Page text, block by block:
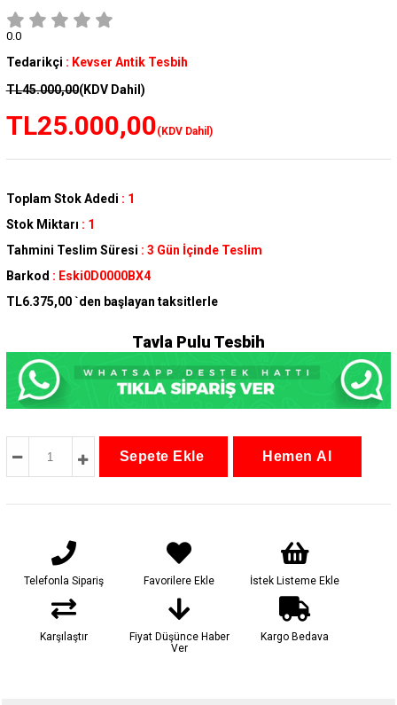
0.0
Tedarikçi : Kevser Antik Tesbih
TL45.000,00(KDV Dahil)
TL25.000,00(KDV Dahil)
Toplam Stok Adedi : 1
Stok Miktarı : 1
Tahmini Teslim Süresi : 3 Gün İçinde Teslim
Barkod : Eski0D0000BX4
TL6.375,00 `den başlayan taksitlerle
Tavla Pulu Tesbih
Telefonla Sipariş Favorilere Ekle İstek Listeme Ekle
Karşılaştır
Fiyat Düşünce Haber
Ver
Kargo Bedava